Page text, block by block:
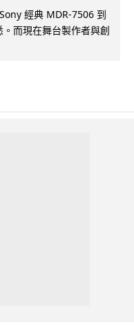
經典 MDR-7506 到
而現在舞台製作者與創